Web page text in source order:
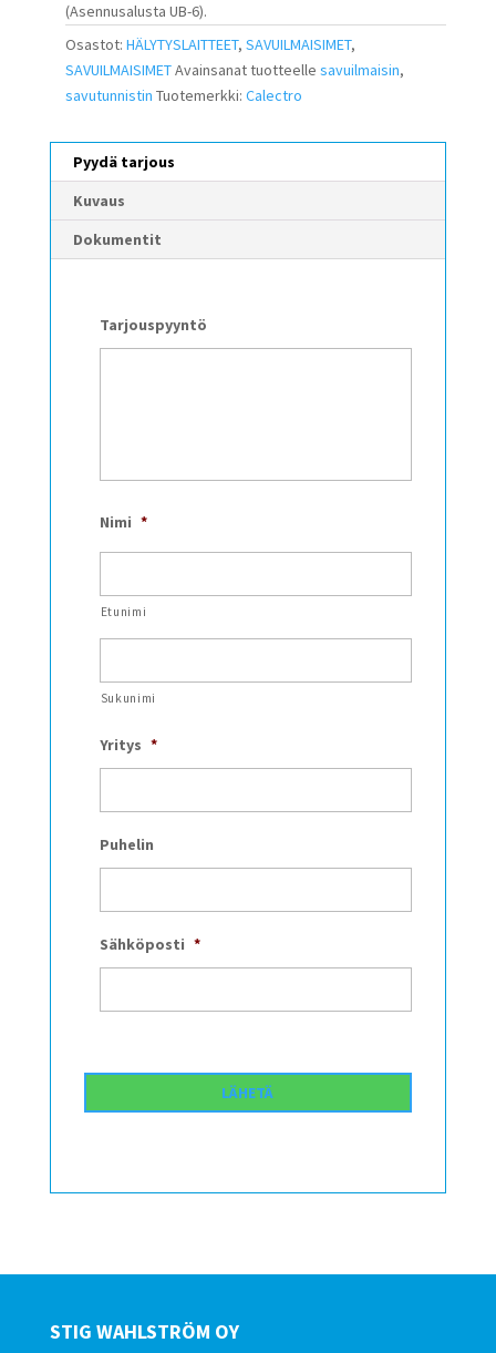
(Asennusalusta UB-6).
Osastot: HÄLYTYSLAITTEET, SAVUILMAISIMET,
SAVUILMAISIMETAvainsanat tuotteelle savuilmaisin,
savutunnistin Tuotemerkki: Calectro
Pyydä tarjous
Kuvaus
Dokumentit
Tarjouspyyntö
Nimi *
Etunimi
Sukunimi
Yritys *
Puhelin
Sähköposti *
STIG WAHLSTRÖM OY